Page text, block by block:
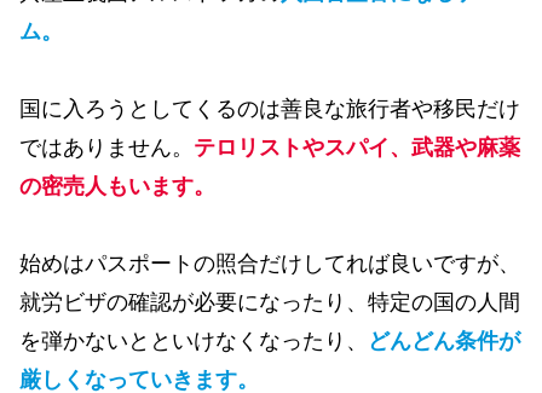
ム。
国に入ろうとしてくるのは善良な旅行者や移民だけ
ではありません。 テロリストやスパイ、武器や麻薬
の密売人もいます。
始めはパスポートの照合だけしてれば良いですが、
就労ビザの確認が必要になったり、特定の国の人間
を弾かないとといけなくなったり、 どんどん条件が
厳しくなっていきます。